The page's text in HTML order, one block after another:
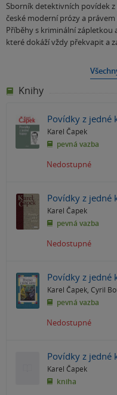
Sborník detektivních povídek
české moderní prózy a
Příběhy s kriminální zápletkou
které dokáží vždy překvapit a
Knihy
Povídky z jedné
Karel Čapek
pevná vazba
Nedostupné
Povídky z jedné
Karel Čapek
pevná vazba
Nedostupné
Povídky z jedné
Karel Čapek Cyril
pevná vazba
Nedostupné
Povídky z jedné
Karel Čapek
kniha